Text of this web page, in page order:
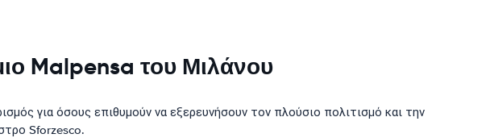
Malpensa του Μιλάνου
για όσους επιθυμούν να εξερευνήσουν τον πλούσιο πολιτισμό και την
Sforzesco.